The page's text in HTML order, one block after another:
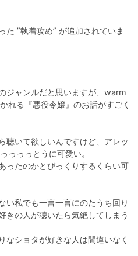
た ”執着攻め” が追加されていま
ジャンルだと思いますが、warm
れる『悪役令嬢』のお話がすごく
聴いて欲しいんですけど、アレッ
っっっとうに可愛い。
ったのかとびっくりするくらい可
い私でも一言一言にのたうち回り
きの人が聴いたら気絶してしまう
なショタが好きな人は間違いなく